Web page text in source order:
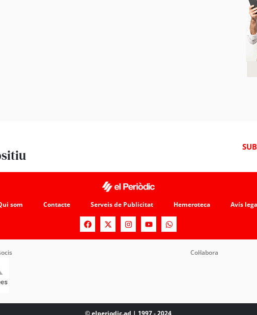
som Contacte Serveis de Publicitat Hemeroteca Avís
Col·labora
© elperiodic.ad | 1997 - 2024